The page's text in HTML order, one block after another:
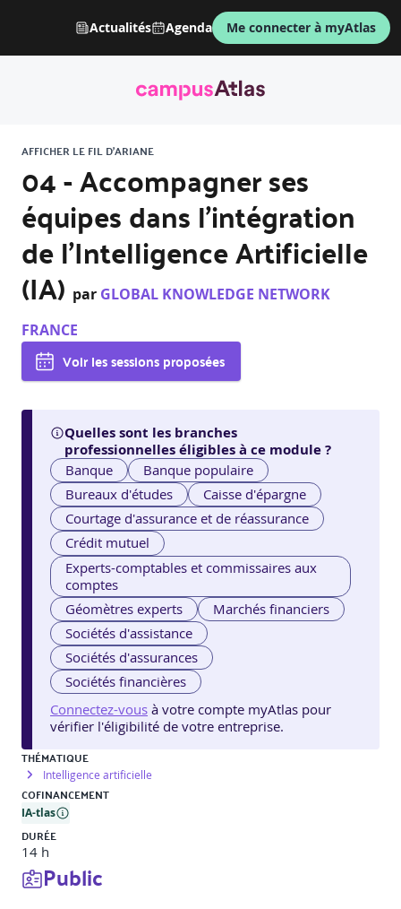
Actualités Agenda Me connecter à myAtlas
AFFICHER LE FIL D'ARIANE
04 - Accompagner ses
équipes dans l'intégration
de l'Intelligence Artificielle
(IA) par GLOBAL KNOWLEDGE NETWORK
FRANCE
Voir les sessions proposées
Quelles sont les branches
professionnelles éligibles à ce module ?
Banque
Banque populaire
Bureaux d'études
Caisse d'épargne
Courtage d'assurance et de réassurance
Crédit mutuel
Experts-comptables et commissaires aux
comptes
Géomètres experts
Marchés financiers
Sociétés d'assistance
Sociétés d'assurances
Sociétés financières
Connectez-vous à votre compte myAtlas pour
vérifier l'éligibilité de votre entreprise.
THÉMATIQUE
Intelligence artificielle
COFINANCEMENT
IA-tlas
DURÉE
14 h
Public